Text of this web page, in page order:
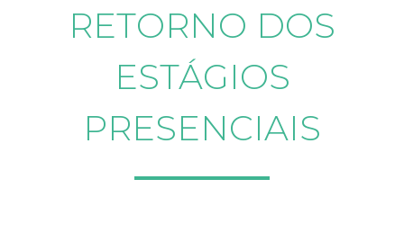
RETORNO DOS
ESTÁGIOS
PRESENCIAIS